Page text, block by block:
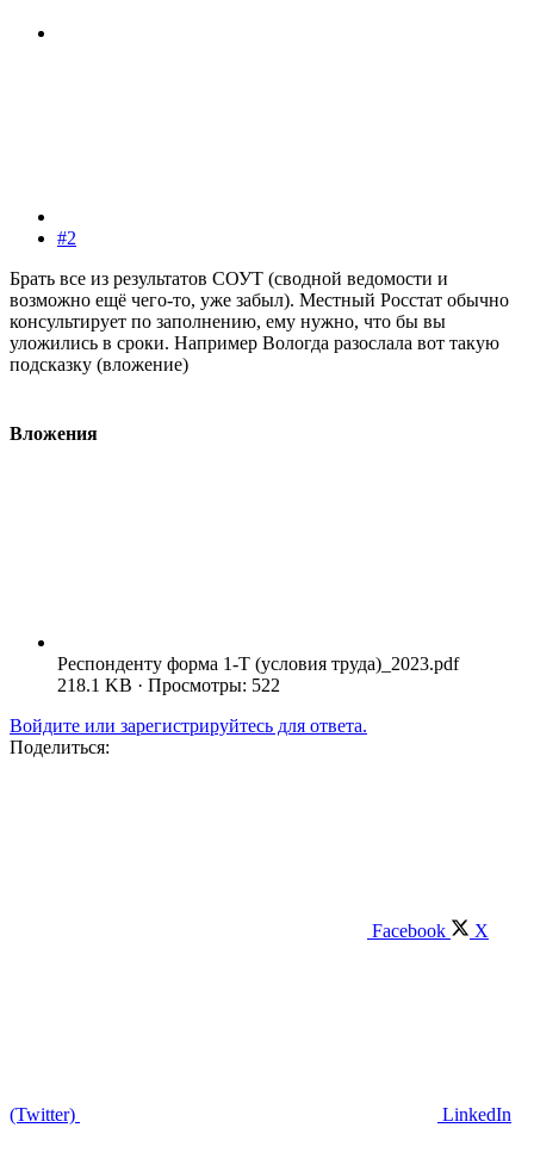
#2
Брать все из результатов СОУТ (сводной ведомости и
возможно ещё чего-то, уже забыл). Местный Росстат обычно
консультирует по заполнению, ему нужно, что бы вы
уложились в сроки. Например Вологда разослала вот такую
подсказку (вложение)
Вложения
Респонденту форма 1-Т (условия труда)_2023.pdf
218.1 KB · Просмотры: 522
Войдите или зарегистрируйтесь для ответа.
Поделиться:
Facebook X
(Twitter) LinkedIn